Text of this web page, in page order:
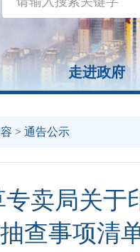
走进政府
> 通告公示
卖局关于
查事项清